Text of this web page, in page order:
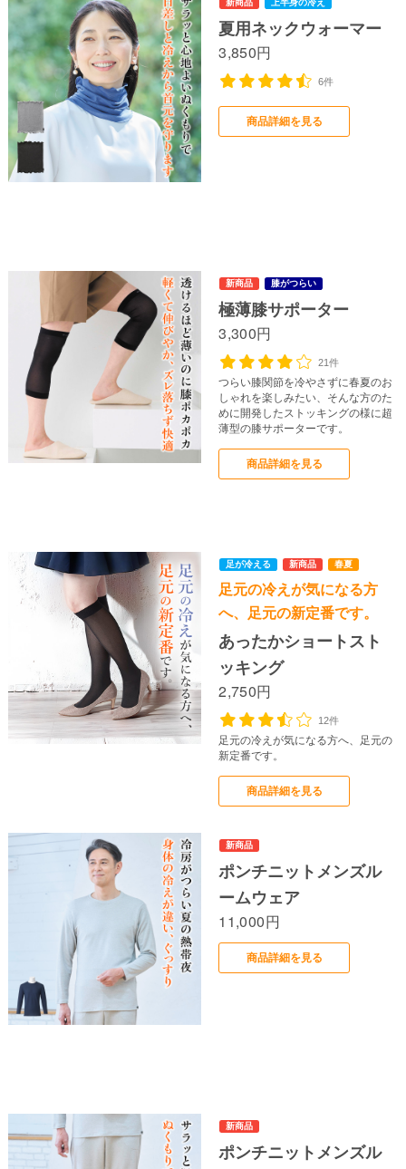
夏用ネックウォーマー
3,850円
6件
商品詳細を見る
極薄膝サポーター
3,300円
21件
つらい膝関節を冷やさずに春夏のお
しゃれを楽しみたい、そんな方のた
めに開発したストッキングの様に超
薄型の膝サポーターです。
商品詳細を見る
足元の冷えが気になる方
へ、足元の新定番です。
あったかショートスト
ッキング
2,750円
12件
足元の冷えが気になる方へ、足元の
新定番です。
商品詳細を見る
ポンチニットメンズル
ームウェア
11,000円
商品詳細を見る
ポンチニットメンズル